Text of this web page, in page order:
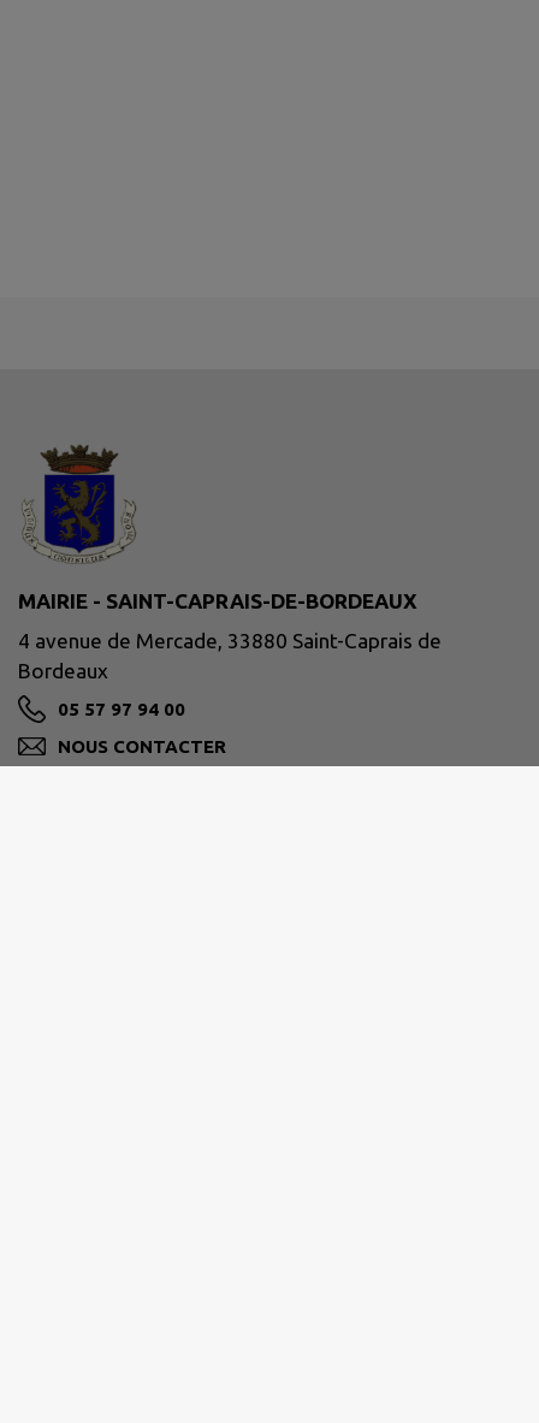
MAIRIE - SAINT-CAPRAIS-DE-BORDEAUX
4 avenue de Mercade, 33880 Saint-Caprais de
Bordeaux
05 57 97 94 00
NOUS CONTACTER